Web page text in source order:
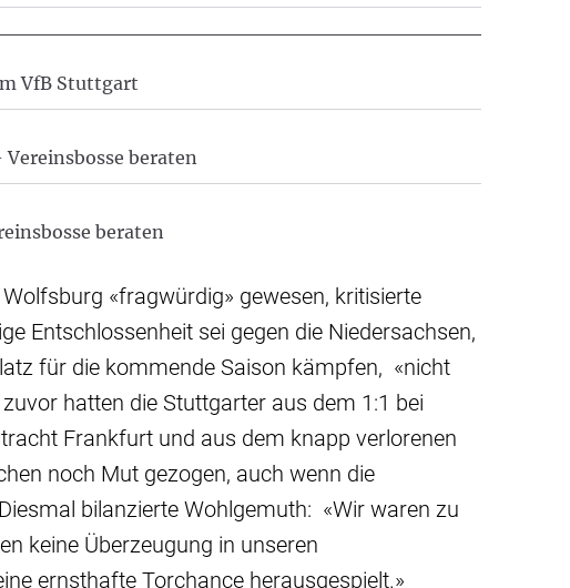
VfB Stuttgart
beraten
beraten
«fragwürdig» gewesen, kritisierte
Entschlossenheit sei gegen die Niedersachsen,
für die kommende Saison kämpfen, «nicht
hatten die Stuttgarter aus dem 1:1 bei
Frankfurt und aus dem knapp verlorenen
noch Mut gezogen, auch wenn die
bilanzierte Wohlgemuth: «Wir waren zu
keine Überzeugung in unseren
ernsthafte Torchance herausgespielt.»